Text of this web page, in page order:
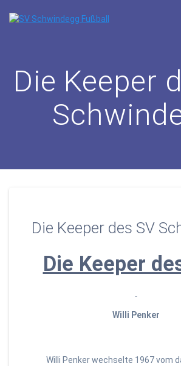
Die Keeper
Die Keeper des SV
Die Keeper
Willi Penker
Willi Penker wechselte 1967 vom